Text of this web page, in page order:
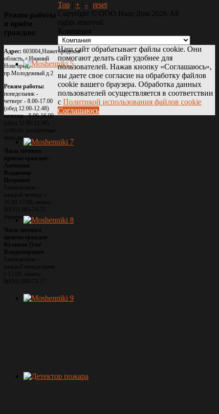
Режим работы
и приём
граждан:
Адрес: 603004,Нижегородская
область, г.Нижний
Новгород,
пр.Молодежный д.2
Режим работы:
понедельник -
четверг - 8.00-17.00
(обед 12.00-12.48)
пятница - 8.00-16.00
(обед 12.00-12.48)
суббота, воскресенье:
выходные
Часы личного
приема граждан -
Аношкин
Владимир
Петрович
Еженедельно –
каждый четверг с
16.00-17.00, запись:
8(831) 295-74-53
(приемная)
Часы личного
приема граждан -
Куликов Олег
Владимирович
Еженедельно –
каждый понедельник
с 15.00, запись:
8(831) 295-73-17
Top |+ |- |reset
Copyright © ООО Наш Дом 2026 All
rights reserved.
Компания
Наш сайт обрабатывает файлы cookie. Они
помогают делать сайт удобнее для
пользователей. Нажав кнопку «Соглашаюсь»,
вы даете свое согласие на обработку файлов
cookie вашего браузера. Обработка данных
пользователей осуществляется в соответствии
сПолитикой использования файлов cookie
Соглашаюсь